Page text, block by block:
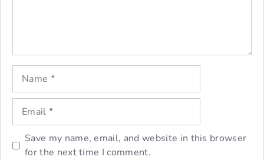
Name
Email
Save my name, email, and website in this browser
for the next time I comment.